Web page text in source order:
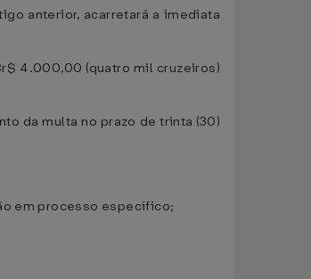
anterior, acarretará a imediata
4.000,00 (quatro mil cruzeiros)
da multa no prazo de trinta (30)
em processo específico;